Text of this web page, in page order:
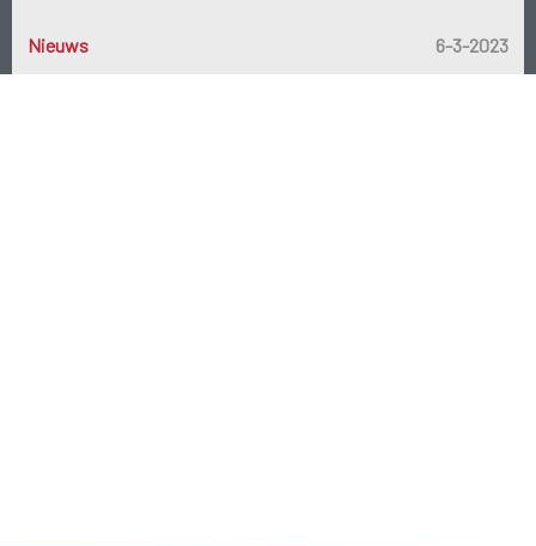
Nieuws 6-3-2023